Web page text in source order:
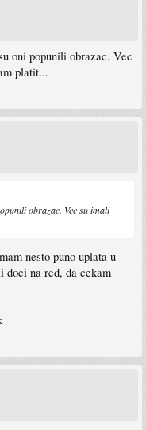
oni popunili obrazac. Vec
platit...
obrazac. Vec su imali
nesto puno uplata u
doci na red, da cekam